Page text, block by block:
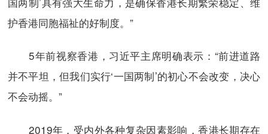
护香港同胞福祉的好制度。”
5年前视察香港，习近平主席明确表示：“前进道路
并不平坦，但我们实行‘一国两制’的初心不会改变，决心
不会动摇。”
2019年，受内外各种复杂因素影响，香港长期存在